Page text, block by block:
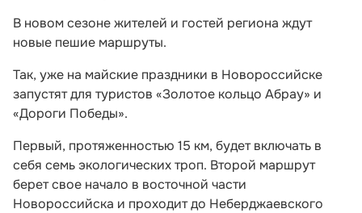
В новом сезоне жителей и гостей региона ждут
новые пешие маршруты.
Так, уже на майские праздники в Новороссийске
запустят для туристов «Золотое кольцо Абрау» и
«Дороги Победы».
Первый, протяженностью 15 км, будет включать в
себя семь экологических троп. Второй маршрут
берет свое начало в восточной части
Новороссийска и проходит до Неберджаевского